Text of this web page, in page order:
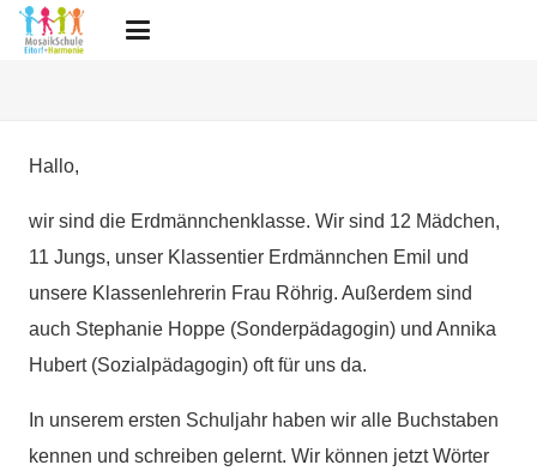
Hallo,
wir sind die Erdmännchenklasse. Wir sind 12 Mädchen,
11 Jungs, unser Klassentier Erdmännchen Emil und
unsere Klassenlehrerin Frau Röhrig. Außerdem sind
auch Stephanie Hoppe (Sonderpädagogin) und Annika
Hubert (Sozialpädagogin) oft für uns da.
In unserem ersten Schuljahr haben wir alle Buchstaben
kennen und schreiben gelernt. Wir können jetzt Wörter